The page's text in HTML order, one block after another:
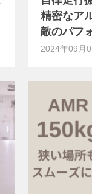
精密なア
敵のパフ
2024年09月